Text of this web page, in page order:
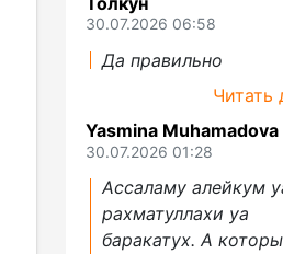
30.07.2026 06:58
Да правильно
Читать
Yasmina Muhamadova
30.07.2026 01:28
Ассаламу алейкум
рахматуллахи уа
баракатух. А